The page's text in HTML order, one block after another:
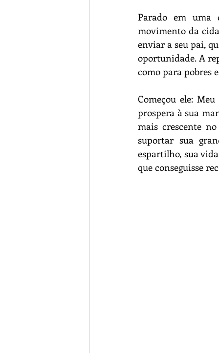
Parado em uma
movimento da
enviar a seu pai,
oportunidade. A
como para pobres
Começou ele:
prospera à sua
mais crescente
suportar sua
espartilho, sua
que conseguisse